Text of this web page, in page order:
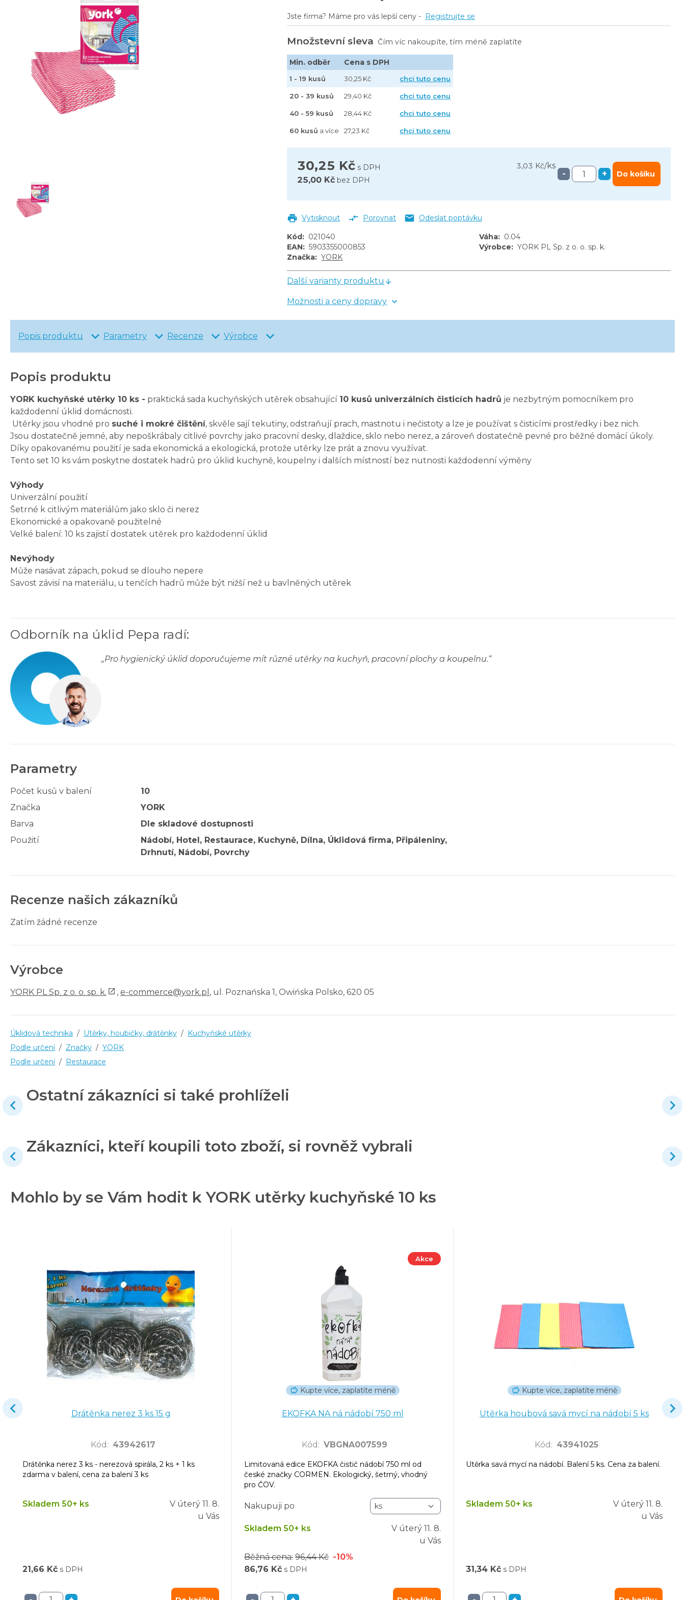
YORK utěrky z mikrovlákna 4 ks
30,25 Kč s DPH 3,03 Kč/ks
25,00 Kč bez DPH
- + Do košíku
Jste firma? Máme pro vás lepší ceny - Registrujte se
Množstevní sleva Čím víc nakoupíte, tím méně zaplatíte
Min. odběr Cena s DPH
1 - 19 kusů 30,25 Kč chci tuto cenu
20 - 39 kusů 29,40 Kč chci tuto cenu
40 - 59 kusů 28,44 Kč chci tuto cenu
60 kusů a více 27,23 Kč chci tuto cenu
Vytisknout Porovnat Odeslat poptávku
Kód: 021040 Váha: 0.04
EAN: 5903355000853 Výrobce: YORK PL Sp. z o. o. sp. k.
Značka: YORK
Další varianty produktu
Možnosti a ceny dopravy
Popis produktu Parametry Recenze Výrobce
Popis produktu
YORK kuchyňské utěrky 10 ks - praktická sada kuchyňských utěrek obsahující 10 kusů univerzálních čisticích hadrů je nezbytným pomocníkem pro
každodenní úklid domácnosti.
Utěrky jsou vhodné pro suché i mokré čištění, skvěle sají tekutiny, odstraňují prach, mastnotu i nečistoty a lze je používat s čisticími prostředky i bez nich.
Jsou dostatečně jemné, aby nepoškrábaly citlivé povrchy jako pracovní desky, dlaždice, sklo nebo nerez, a zároveň dostatečně pevné pro běžné domácí úkoly.
Díky opakovanému použití je sada ekonomická a ekologická, protože utěrky lze prát a znovu využívat.
Tento set 10 ks vám poskytne dostatek hadrů pro úklid kuchyně, koupelny i dalších místností bez nutnosti každodenní výměny
Výhody
Univerzální použití
Šetrné k citlivým materiálům jako sklo či nerez
Ekonomické a opakovaně použitelné
Velké balení: 10 ks zajistí dostatek utěrek pro každodenní úklid
Nevýhody
Může nasávat zápach, pokud se dlouho nepere
Savost závisí na materiálu, u tenčích hadrů může být nižší než u bavlněných utěrek
Odborník na úklid Pepa radí:
„Pro hygienický úklid doporučujeme mít různé utěrky na kuchyň, pracovní plochy a koupelnu.“
Parametry
Počet kusů v balení
10
Značka
YORK
Barva
Dle skladové dostupnosti
Použití
Nádobí, Hotel, Restaurace, Kuchyně, Dílna, Úklidová firma, Připáleniny,
Drhnutí, Nádobí, Povrchy
Recenze našich zákazníků
Zatím žádné recenze
Výrobce
YORK PL Sp. z o. o. sp. k. , e-commerce@york.pl , ul. Poznańska 1, Owińska Polsko, 620 05
Úklidová technika / Utěrky, houbičky, drátěnky / Kuchyňské utěrky
Podle určení / Značky / YORK
Podle určení / Restaurace
Ostatní zákazníci si také prohlíželi
Zákazníci, kteří koupili toto zboží, si rovněž vybrali
Mohlo by se Vám hodit k YORK utěrky kuchyňské 10 ks
Drátěnka nerez 3 ks 15 g
Kód : 43942617
Drátěnka nerez 3 ks - nerezová spirála, 2 ks + 1 ks
zdarma v balení, cena za balení 3 ks
Skladem 50+ ks V úterý 11. 8.
u Vás
21,66 Kč s DPH
Akce
Kupte více, zaplatíte méně
EKOFKA NA ná nádobí 750 ml
Kód : VBGNA007599
Limitovaná edice EKOFKA čistič nádobí 750 ml od
české značky CORMEN. Ekologický, šetrný, vhodný
pro ČOV.
Nakupuji po
Skladem 50+ ks V úterý 11. 8.
u Vás
Běžná cena: 96,44 Kč -10%
86,76 Kč s DPH
Kupte více, zaplatíte méně
Utěrka houbová savá mycí na nádobí 5 ks
Kód : 43941025
Utěrka savá mycí na nádobí. Balení 5 ks. Cena za balení.
Skladem 50+ ks V úterý 11. 8.
u Vás
31,34 Kč s DPH